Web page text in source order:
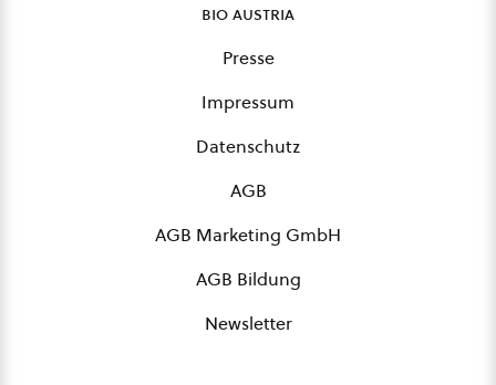
bio austria
Presse
Impressum
Datenschutz
AGB
AGB Marketing GmbH
AGB Bildung
Newsletter